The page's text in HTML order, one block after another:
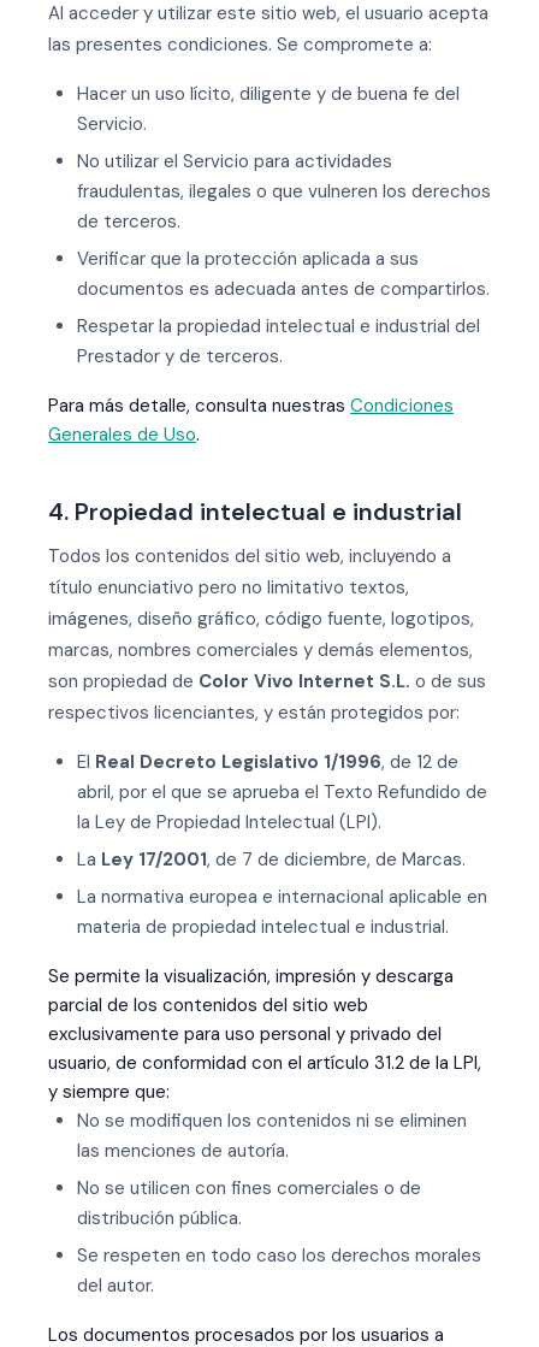
Al acceder y utilizar este sitio web, el usuario acepta
las presentes condiciones. Se compromete a:
Hacer un uso lícito, diligente y de buena fe del
Servicio.
No utilizar el Servicio para actividades
fraudulentas, ilegales o que vulneren los derechos
de terceros.
Verificar que la protección aplicada a sus
documentos es adecuada antes de compartirlos.
Respetar la propiedad intelectual e industrial del
Prestador y de terceros.
Para más detalle, consulta nuestras Condiciones
Generales de Uso.
4. Propiedad intelectual e industrial
Todos los contenidos del sitio web, incluyendo a
título enunciativo pero no limitativo textos,
imágenes, diseño gráfico, código fuente, logotipos,
marcas, nombres comerciales y demás elementos,
son propiedad de Color Vivo Internet S.L. o de sus
respectivos licenciantes, y están protegidos por:
El Real Decreto Legislativo 1/1996, de 12 de
abril, por el que se aprueba el Texto Refundido de
la Ley de Propiedad Intelectual (LPI).
La Ley 17/2001, de 7 de diciembre, de Marcas.
La normativa europea e internacional aplicable en
materia de propiedad intelectual e industrial.
Se permite la visualización, impresión y descarga
parcial de los contenidos del sitio web
exclusivamente para uso personal y privado del
usuario, de conformidad con el artículo 31.2 de la LPI,
y siempre que:
No se modifiquen los contenidos ni se eliminen
las menciones de autoría.
No se utilicen con fines comerciales o de
distribución pública.
Se respeten en todo caso los derechos morales
del autor.
Los documentos procesados por los usuarios a